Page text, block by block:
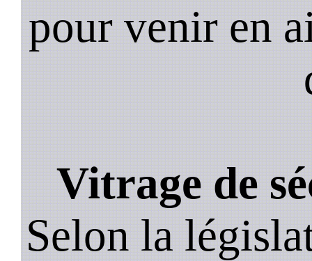
pour venir en
Vitrage de
Selon la